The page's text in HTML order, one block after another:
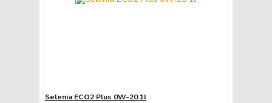
Selenia ECO2 Plus 0W-20 1l